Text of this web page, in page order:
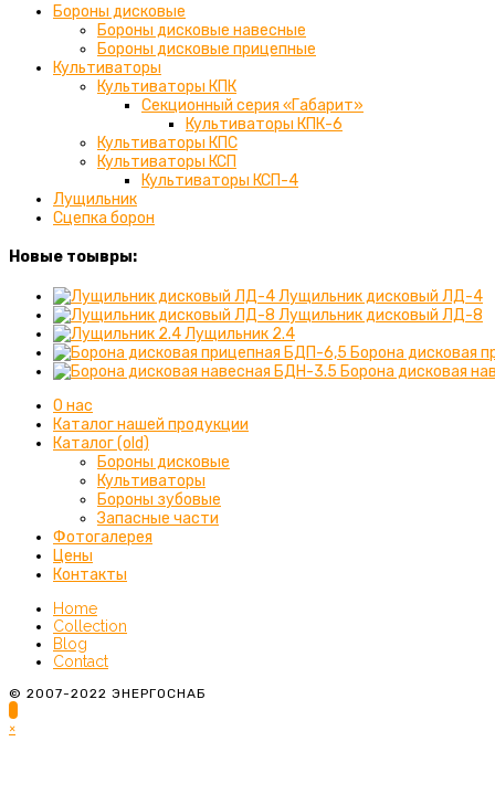
Бороны дисковые
Бороны дисковые навесные
Бороны дисковые прицепные
Культиваторы
Культиваторы КПК
Секционный серия «Габарит»
Культиваторы КПК-6
Культиваторы КПС
Культиваторы КСП
Культиваторы КСП-4
Лущильник
Сцепка борон
Новые тоывры:
Лущильник дисковый ЛД-4
Лущильник дисковый ЛД-8
Лущильник 2.4
Борона дисковая
Борона дисковая
О нас
Каталог нашей продукции
Каталог (old)
Бороны дисковые
Культиваторы
Бороны зубовые
Запасные части
Фотогалерея
Цены
Контакты
Home
Collection
Blog
Contact
© 2007-2022 ЭНЕРГОСНАБ
×